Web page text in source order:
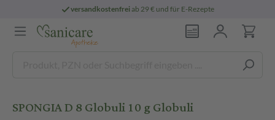
versandkostenfreiab 29 € und für E-Rezepte
SPONGIA D 8 Globuli 10 g Globuli